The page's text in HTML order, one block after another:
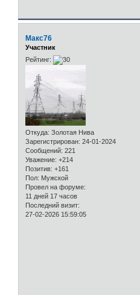
Макс76
Участник
Рейтинг:
Откуда: Золотая Нива
Зарегистрирован: 24-01-2024
Сообщений: 221
Уважение: +214
Позитив: +161
Пол: Мужской
Провел на форуме:
11 дней 17 часов
Последний визит:
27-02-2026 15:59:05